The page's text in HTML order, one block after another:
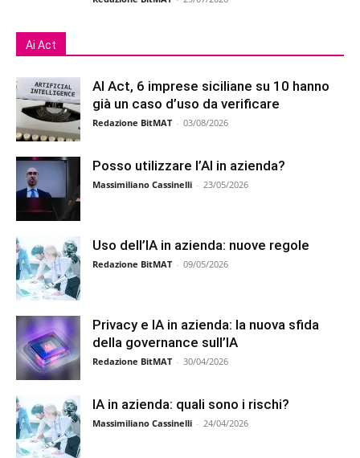
Ai Act
AI Act, 6 imprese siciliane su 10 hanno
già un caso d’uso da verificare
Redazione BitMAT - 03/08/2026
Posso utilizzare l’AI in azienda?
Massimiliano Cassinelli - 23/05/2026
Uso dell’IA in azienda: nuove regole
Redazione BitMAT - 09/05/2026
Privacy e IA in azienda: la nuova sfida
della governance sull’IA
Redazione BitMAT - 30/04/2026
IA in azienda: quali sono i rischi?
Massimiliano Cassinelli - 24/04/2026